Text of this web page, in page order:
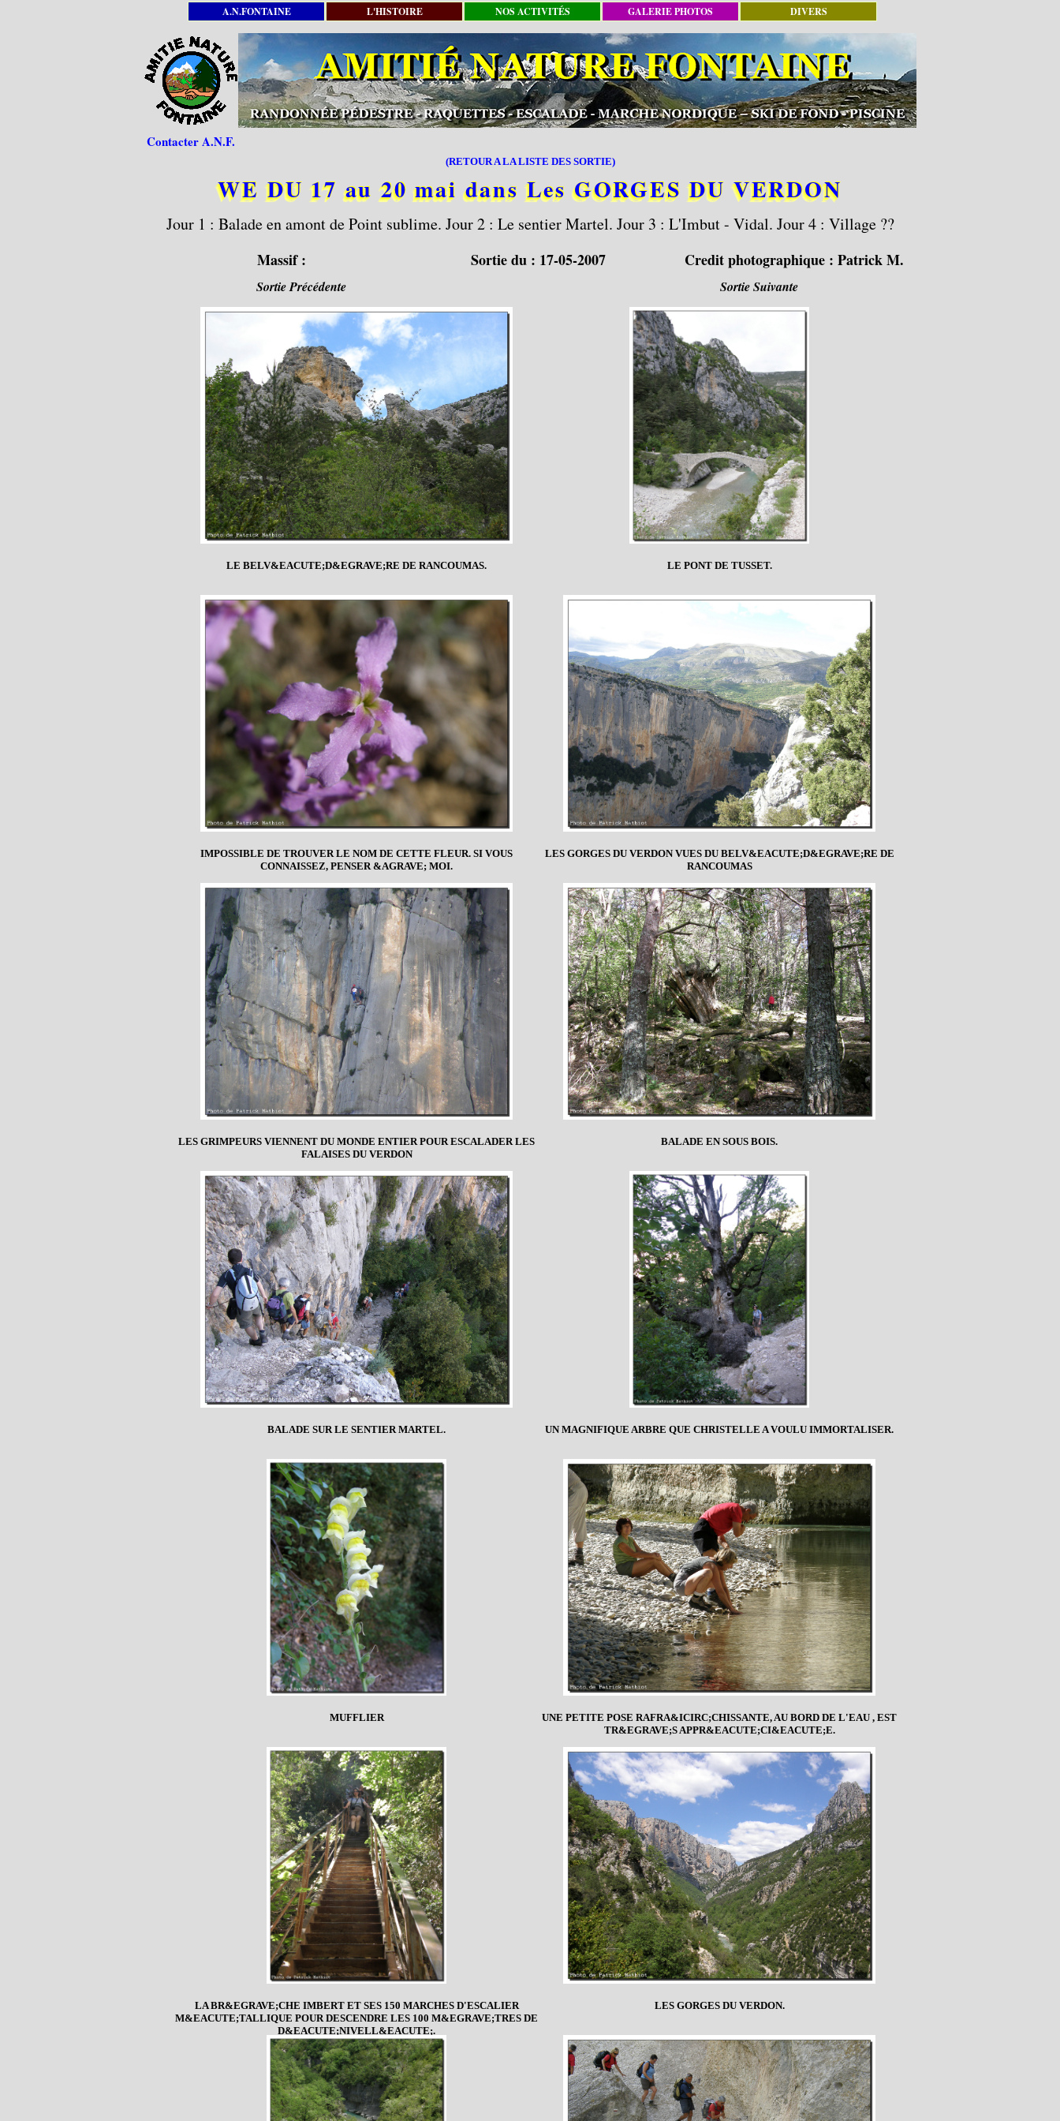
A.N.FONTAINE L'HISTOIRE NOS ACTIVITÉS GALERIE PHOTOS DIVERS
Contacter A.N.F.
(RETOUR A LA LISTE DES SORTIE)
WE DU 17 au 20 mai dans Les GORGES DU VERDON
Jour 1 : Balade en amont de Point sublime. Jour 2 : Le sentier Martel. Jour 3 : L'Imbut - Vidal. Jour 4 : Village ??
Massif : Sortie du : 17-05-2007 Credit photographique : Patrick M.
Sortie Précédente Sortie Suivante
LE BELV&EACUTE;D&EGRAVE;RE DE RANCOUMAS. LE PONT DE TUSSET.
IMPOSSIBLE DE TROUVER LE NOM DE CETTE FLEUR. SI VOUS
CONNAISSEZ, PENSER &AGRAVE; MOI.
LES GORGES DU VERDON VUES DU BELV&EACUTE;D&EGRAVE;RE DE
RANCOUMAS
LES GRIMPEURS VIENNENT DU MONDE ENTIER POUR ESCALADER LES
FALAISES DU VERDON
BALADE EN SOUS BOIS.
BALADE SUR LE SENTIER MARTEL. UN MAGNIFIQUE ARBRE QUE CHRISTELLE A VOULU IMMORTALISER.
MUFFLIER
UNE PETITE POSE RAFRA&ICIRC;CHISSANTE, AU BORD DE L'EAU , EST
TR&EGRAVE;S APPR&EACUTE;CI&EACUTE;E.
LA BR&EGRAVE;CHE IMBERT ET SES 150 MARCHES D'ESCALIER
M&EACUTE;TALLIQUE POUR DESCENDRE LES 100 M&EGRAVE;TRES DE
D&EACUTE;NIVELL&EACUTE;.
LES GORGES DU VERDON.